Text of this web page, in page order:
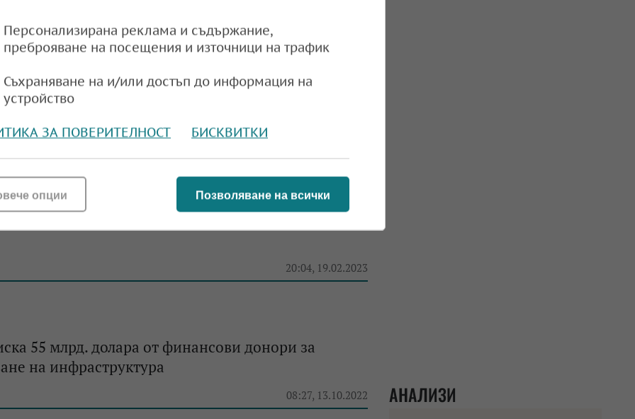
за изграждането на зарядна пътна
за електромобилите
да спре тунела под Шипка, Тома Белев го вкарал
20:04, 19.02.2023
55 млрд. долара от финансови донори за
на инфраструктура
08:27, 13.10.2022 АНАЛИЗИ
Персонализирана реклама и съдържание,
преброяване на посещения и източници на трафик
Съхраняване на и/или достъп до информация на
устройство
ЗА ПОВЕРИТЕЛНОСТ БИСКВИТКИ
Позволяване на всички
опции